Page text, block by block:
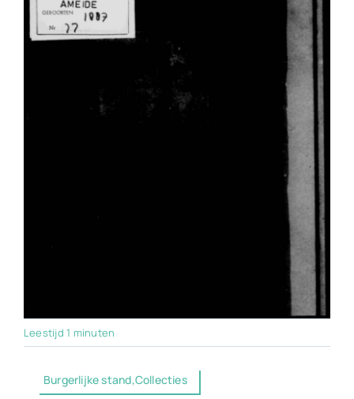
Leestijd 1 minuten
Burgerlijke stand,Collecties